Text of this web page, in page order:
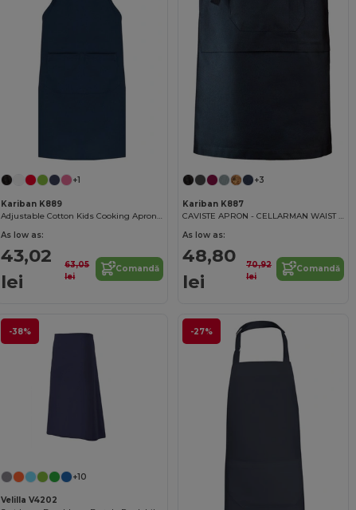
+1
Kariban K889
Adjustable Cotton Kids Cooking Apron with Pockets
As low as:
43,02
lei
63,05
lei
Comandă
+3
Kariban K887
CAVISTE APRON - CELLARMAN WAIST APRON
As low as:
48,80
lei
70,92
lei
Comandă
-38%
+10
Velilla V4202
-27%